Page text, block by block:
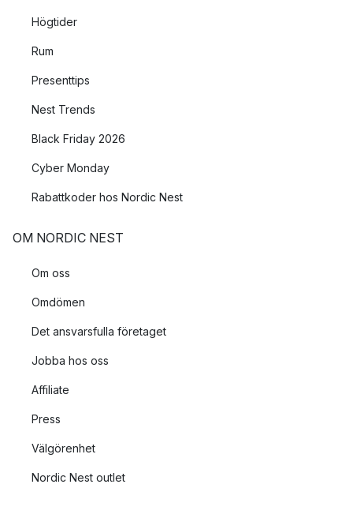
Högtider
Rum
Presenttips
Nest Trends
Black Friday 2026
Cyber Monday
Rabattkoder hos Nordic Nest
OM NORDIC NEST
Om oss
Omdömen
Det ansvarsfulla företaget
Jobba hos oss
Affiliate
Press
Välgörenhet
Nordic Nest outlet